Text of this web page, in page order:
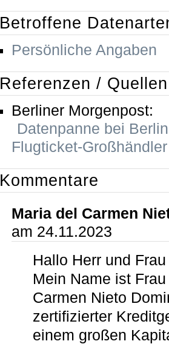
Betroffene
Persönliche Angaben
Referenzen / Quellen
Berliner Morgenpost:
Datenpanne bei
Flugticket-Großhändler
Kommentare
Maria del Carmen
am 24.11.2023
Hallo Herr und Frau
Mein Name ist
Carmen Nieto
zertifizierter
einem großen